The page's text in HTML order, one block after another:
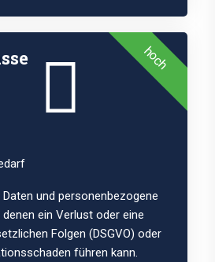
hoch
und personenbezogene
ein Verlust oder eine
Folgen (DSGVO) oder
führen kann.